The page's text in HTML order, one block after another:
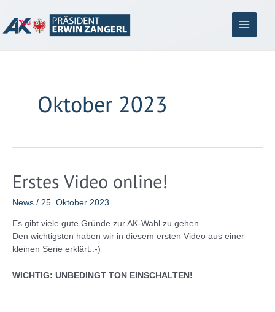
Inhalt
springen
Main
Oktober 2023
Erstes Video online!
News / 25. Oktober 2023
Es gibt viele gute Gründe zur AK-Wahl zu gehen.
Den wichtigsten haben wir in diesem ersten Video aus einer
kleinen Serie erklärt.:-)
WICHTIG: UNBEDINGT TON EINSCHALTEN!